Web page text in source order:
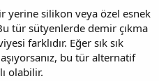
yerine silikon veya özel esnek
tür sütyenlerde demir çıkma
farklıdır. Eğer sık sık
bu tür alternatif
olabilir.